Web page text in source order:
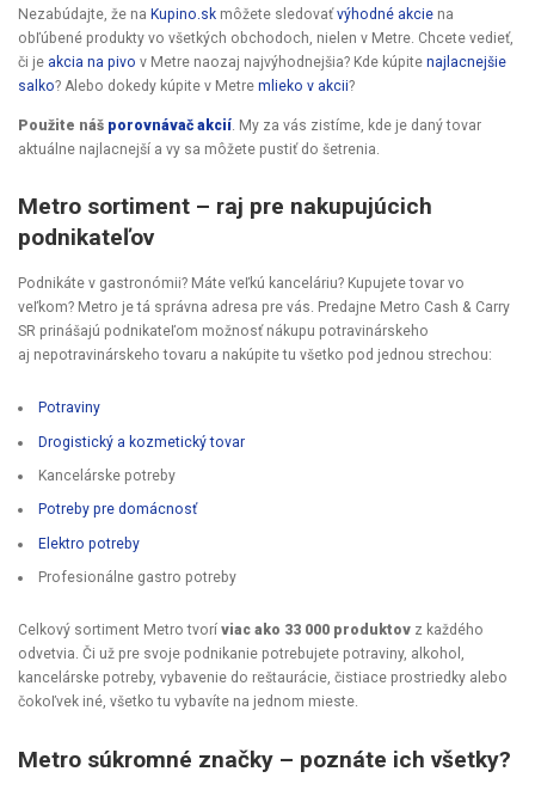
Nezabúdajte, že na Kupino.sk môžete sledovaťvýhodné akcie na
obľúbené produkty vo všetkých obchodoch, nielen v Metre. Chcete vedieť,
či je akcia na pivo v Metre naozaj najvýhodnejšia? Kde kúpite najlacnejšie
salko? Alebo dokedy kúpite v Metre mlieko v akcii?
Použite náš porovnávač akcií . My za vás zistíme, kde je daný tovar
aktuálne najlacnejší a vy sa môžete pustiť do šetrenia.
Metro sortiment – raj pre nakupujúcich
podnikateľov
Podnikáte v gastronómii? Máte veľkú kanceláriu? Kupujete tovar vo
veľkom? Metro je tá správna adresa pre vás. Predajne Metro Cash & Carry
SR prinášajú podnikateľom možnosť nákupu potravinárskeho
aj nepotravinárskeho tovaru a nakúpite tu všetko pod jednou strechou:
Potraviny
Drogistický a kozmetický tovar
Kancelárske potreby
Potreby pre domácnosť
Elektro potreby
Profesionálne gastro potreby
Celkový sortiment Metro tvorí viac ako 33 000 produktov z každého
odvetvia. Či už pre svoje podnikanie potrebujete potraviny, alkohol,
kancelárske potreby, vybavenie do reštaurácie, čistiace prostriedky alebo
čokoľvek iné, všetko tu vybavíte na jednom mieste.
Metro súkromné značky – poznáte ich všetky?